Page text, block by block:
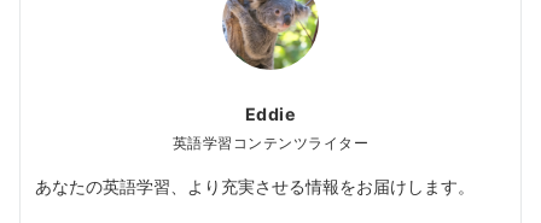
Eddie
英語学習コンテンツライター
あなたの英語学習、より充実させる情報をお届けします。